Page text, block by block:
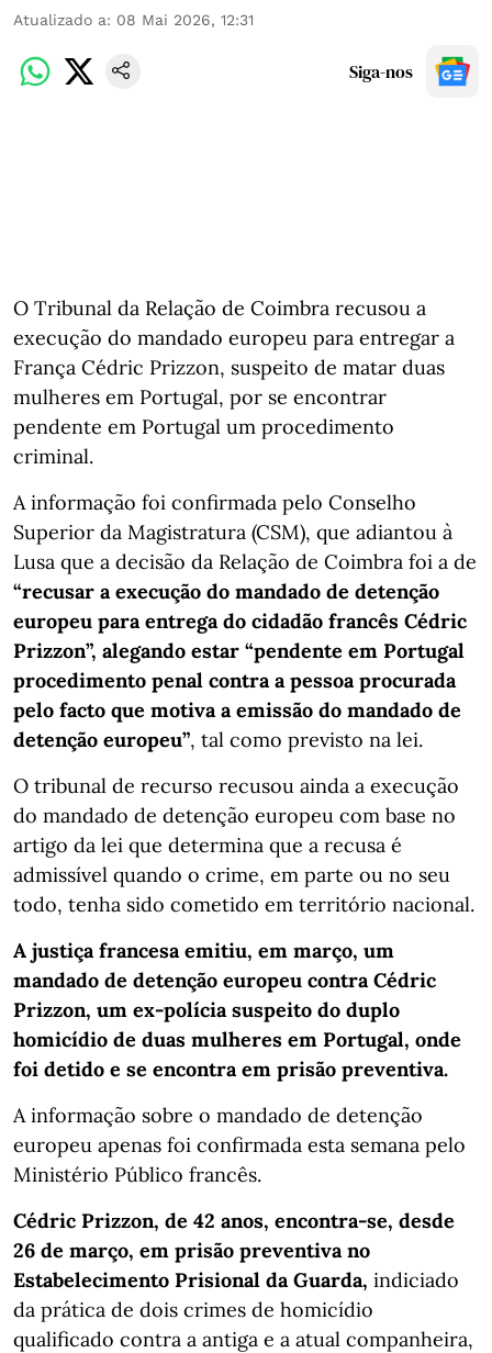
Atualizado a: 08 Mai 2026, 12:31
Siga-nos
O Tribunal da Relação de Coimbra recusou a
execução do mandado europeu para entregar a
França Cédric Prizzon, suspeito de matar duas
mulheres em Portugal, por se encontrar
pendente em Portugal um procedimento
criminal.
A informação foi confirmada pelo Conselho
Superior da Magistratura (CSM), que adiantou à
Lusa que a decisão da Relação de Coimbra foi a de
“recusar a execução do mandado de detenção
europeu para entrega do cidadão francês Cédric
Prizzon”, alegando estar “pendente em Portugal
procedimento penal contra a pessoa procurada
pelo facto que motiva a emissão do mandado de
detenção europeu”, tal como previsto na lei.
O tribunal de recurso recusou ainda a execução
do mandado de detenção europeu com base no
artigo da lei que determina que a recusa é
admissível quando o crime, em parte ou no seu
todo, tenha sido cometido em território nacional.
A justiça francesa emitiu, em março, um
mandado de detenção europeu contra Cédric
Prizzon, um ex-polícia suspeito do duplo
homicídio de duas mulheres em Portugal, onde
foi detido e se encontra em prisão preventiva.
A informação sobre o mandado de detenção
europeu apenas foi confirmada esta semana pelo
Ministério Público francês.
Cédric Prizzon, de 42 anos, encontra-se, desde
26 de março, em prisão preventiva no
Estabelecimento Prisional da Guarda, indiciado
da prática de dois crimes de homicídio
qualificado contra a antiga e a atual companheira,